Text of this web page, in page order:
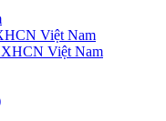
Việt Nam
Việt Nam